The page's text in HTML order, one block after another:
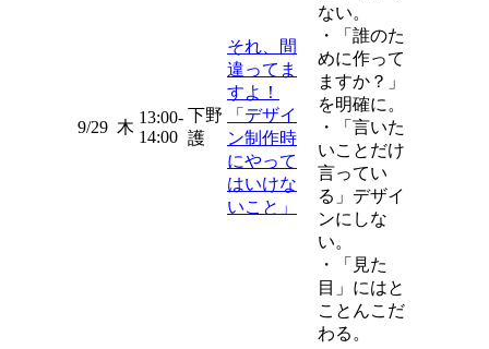
9/29 木
13:00-
14:00
下野
護
それ、間
違ってま
すよ！
「デザイ
ン制作時
にやって
はいけな
いこと」
ない。
・「誰のた
めに作って
ますか？」
を明確に。
・「言いた
いことだけ
言ってい
る」デザイ
ンにしな
い。
・「見た
目」にはと
ことんこだ
わる。